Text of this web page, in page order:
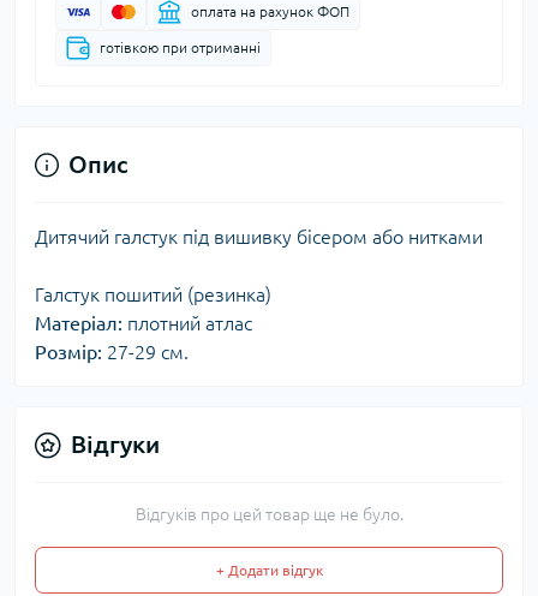
оплата на рахунок ФОП
готівкою при отриманні
Опис
Дитячий галстук під вишивку бісером або нитками
Галстук пошитий (резинка)
Матеріал: плотний атлас
Розмір: 27-29 см.
Відгуки
Відгуків про цей товар ще не було.
+ Додати відгук